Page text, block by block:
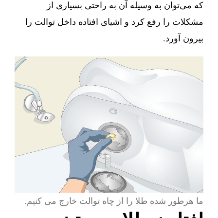
که می‌توان به وسیله آن به راحتی بسیاری از
مشکلات را رفع کرد و اشیای افتاده داخل توالت را
بیرون آورد.
ما هرطور شده طلا را از چاه توالت خارج می کنیم.